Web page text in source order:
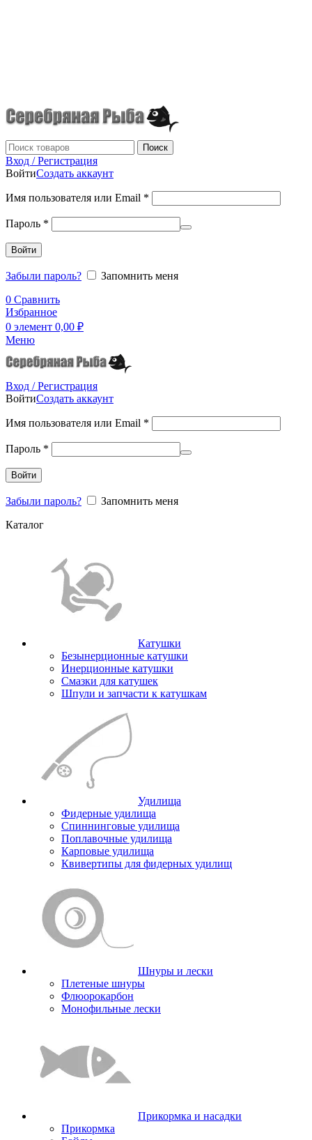
Поиск
Вход / Регистрация
ВойтиСоздать аккаунт
Имя пользователя или Email *
Пароль *
Войти
Забыли пароль?
Запомнить меня
0 Сравнить
Избранное
0 элемент 0,00 ₽
Меню
Вход / Регистрация
ВойтиСоздать аккаунт
Имя пользователя или Email *
Пароль *
Войти
Забыли пароль?
Запомнить меня
Каталог
Катушки
Безынерционные катушки
Инерционные катушки
Смазки для катушек
Шпули и запчасти к катушкам
Удилища
Фидерные удилища
Спиннинговые удилища
Поплавочные удилища
Карповые удилища
Квивертипы для фидерных удилищ
Шнуры и лески
Плетеные шнуры
Флюорокарбон
Монофильные лески
Прикормка и насадки
Прикормка